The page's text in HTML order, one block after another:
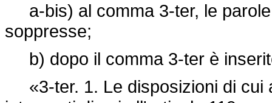
a-bis) al comma 3-ter, le
soppresse;
b) dopo il comma 3-ter è
«3-ter. 1. Le disposizioni di cui